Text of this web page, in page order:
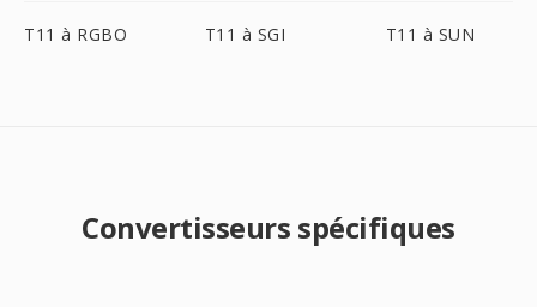
T11 à RGBO T11 à SGI T11 à SUN
Convertisseurs spécifiques